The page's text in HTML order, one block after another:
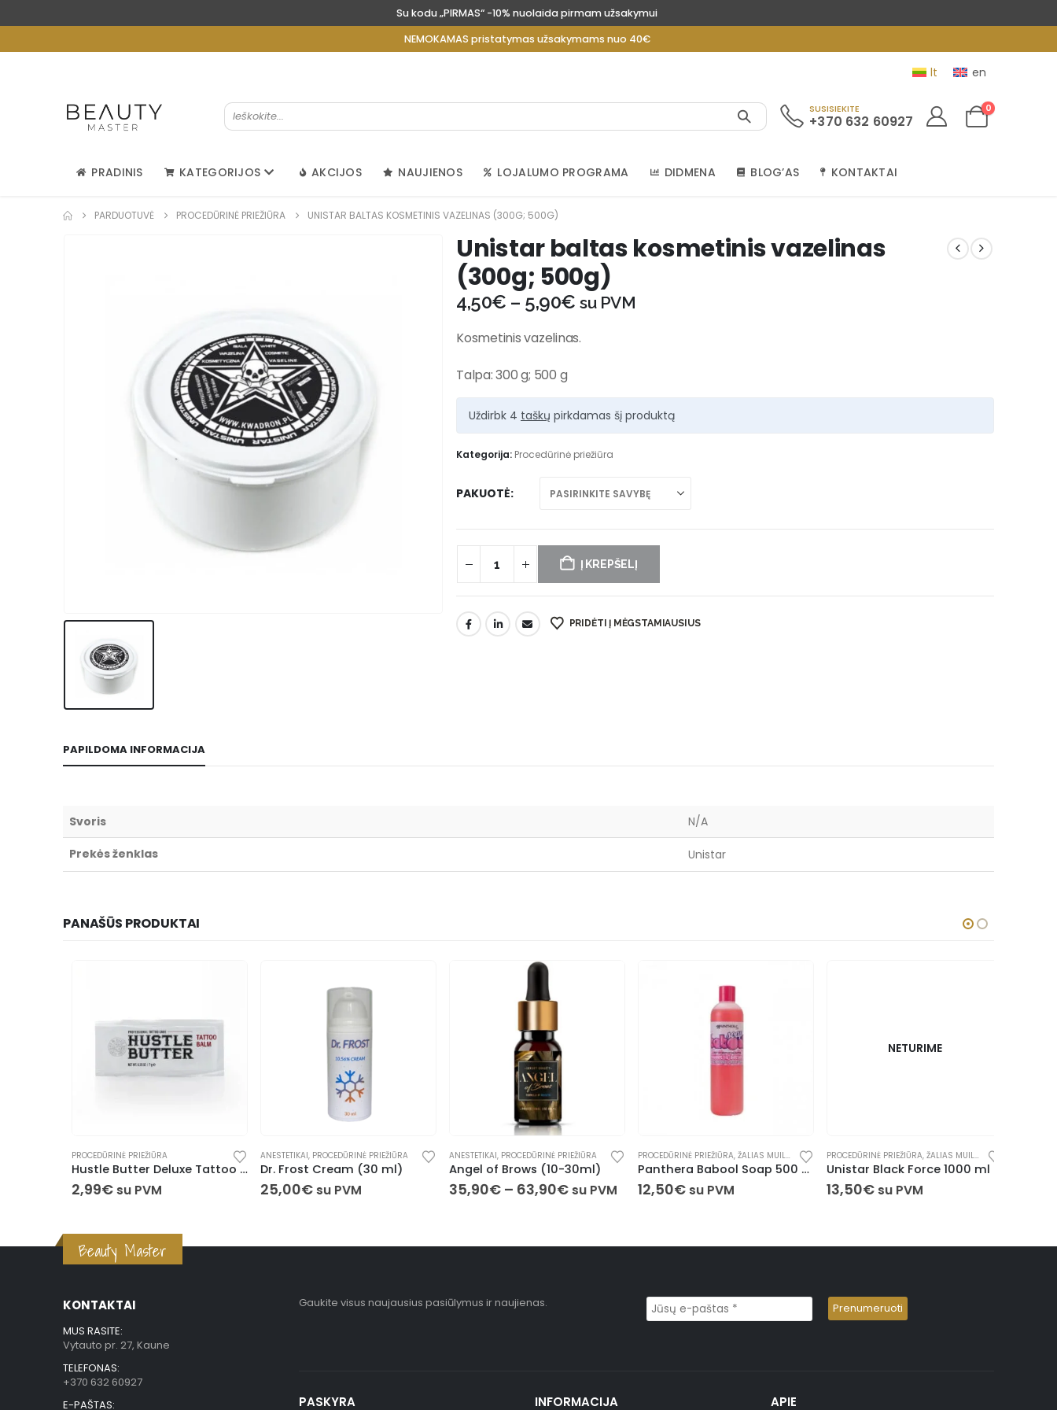
Su kodu „PIRMAS“ -10% nuolaida pirmam užsakymui
NEMOKAMAS pristatymas užsakymams nuo 40€
lt en
SUSISIEKITE
+370 632 60927
0
PRADINIS KATEGORIJOS AKCIJOS NAUJIENOS LOJALUMO PROGRAMA DIDMENA BLOG’AS KONTAKTAI
PARDUOTUVĖ PROCEDŪRINĖ PRIEŽIŪRA UNISTAR BALTAS KOSMETINIS VAZELINAS (300G; 500G)
Unistar baltas kosmetinis vazelinas
(300g; 500g)
4,50€ – 5,90€ su PVM
Kosmetinis vazelinas.
Talpa: 300 g; 500 g
Uždirbk 4 taškų pirkdamas šį produktą
Kategorija: Procedūrinė priežiūra
PAKUOTĖ
Į KREPŠELĮ
PRIDĖTI Į MĖGSTAMIAUSIUS
PAPILDOMA INFORMACIJA
Svoris N/A
Prekės ženklas Unistar
PANAŠŪS PRODUKTAI
PROCEDŪRINĖ PRIEŽIŪRA
Hustle Butter Deluxe Tattoo Sviestas (7 g)
2,99€su PVM
ANESTETIKAI,PROCEDŪRINĖ PRIEŽIŪRA
Dr. Frost Cream (30 ml)
25,00€su PVM
ANESTETIKAI,PROCEDŪRINĖ PRIEŽIŪRA
Angel of Brows (10-30ml)
35,90€– 63,90€su PVM
PROCEDŪRINĖ PRIEŽIŪRA,ŽALIAS MUILAS
Panthera Babool Soap 500 ml
12,50€su PVM
NETURIME
PROCEDŪRINĖ PRIEŽIŪRA,ŽALIAS MUILAS
Unistar Black Force 1000 ml
13,50€su PVM
Beauty Master
KONTAKTAI
MUS RASITE:
Vytauto pr. 27, Kaune
TELEFONAS:
+370 632 60927
E-PAŠTAS:
Gaukite visus naujausius pasiūlymus ir naujienas.
PASKYRA INFORMACIJA APIE